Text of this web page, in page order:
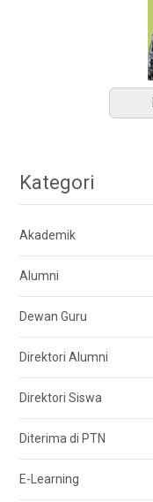
Kategori
Akademik
Alumni
Dewan Guru
Direktori Alumni
Direktori Siswa
Diterima di PTN
E-Learning